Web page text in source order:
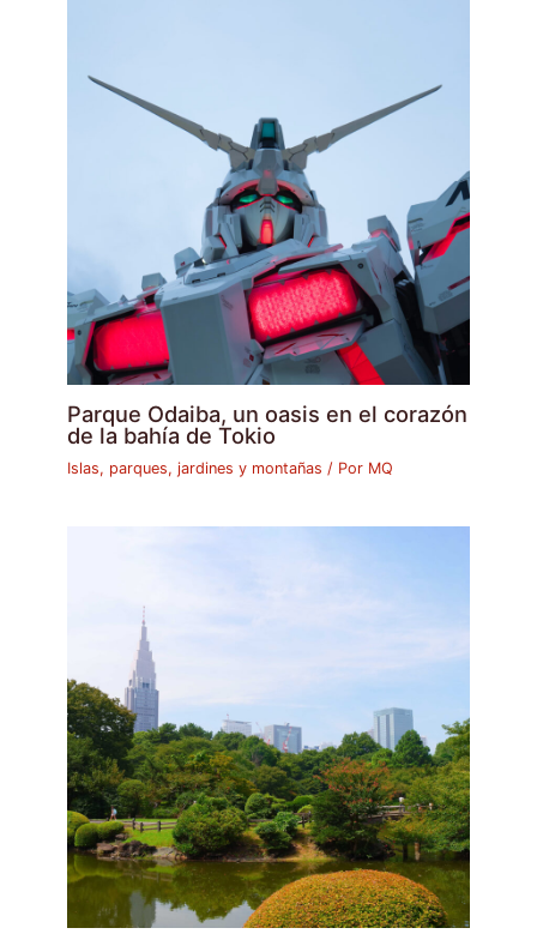
Parque Odaiba, un oasis en el corazón
de la bahía de Tokio
Islas, parques, jardines y montañas / Por MQ